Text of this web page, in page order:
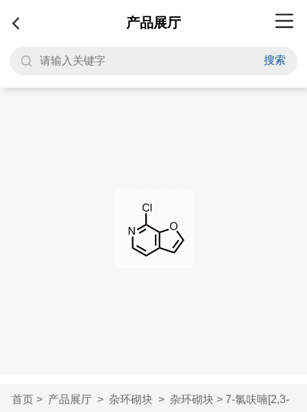
产品展厅
搜索
首页> 产品展厅> 杂环砌块> 杂环砌块> 7-氯呋喃[2,3-